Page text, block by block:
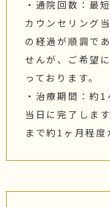
・通院回数：最
カウンセリング
の経過が順調で
せんが、ご希望
っております。
・治療期間：約1
当日に完了しま
まで約1ヶ月程度